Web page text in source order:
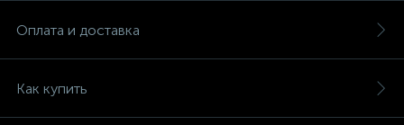
Оплата и доставка
Как купить